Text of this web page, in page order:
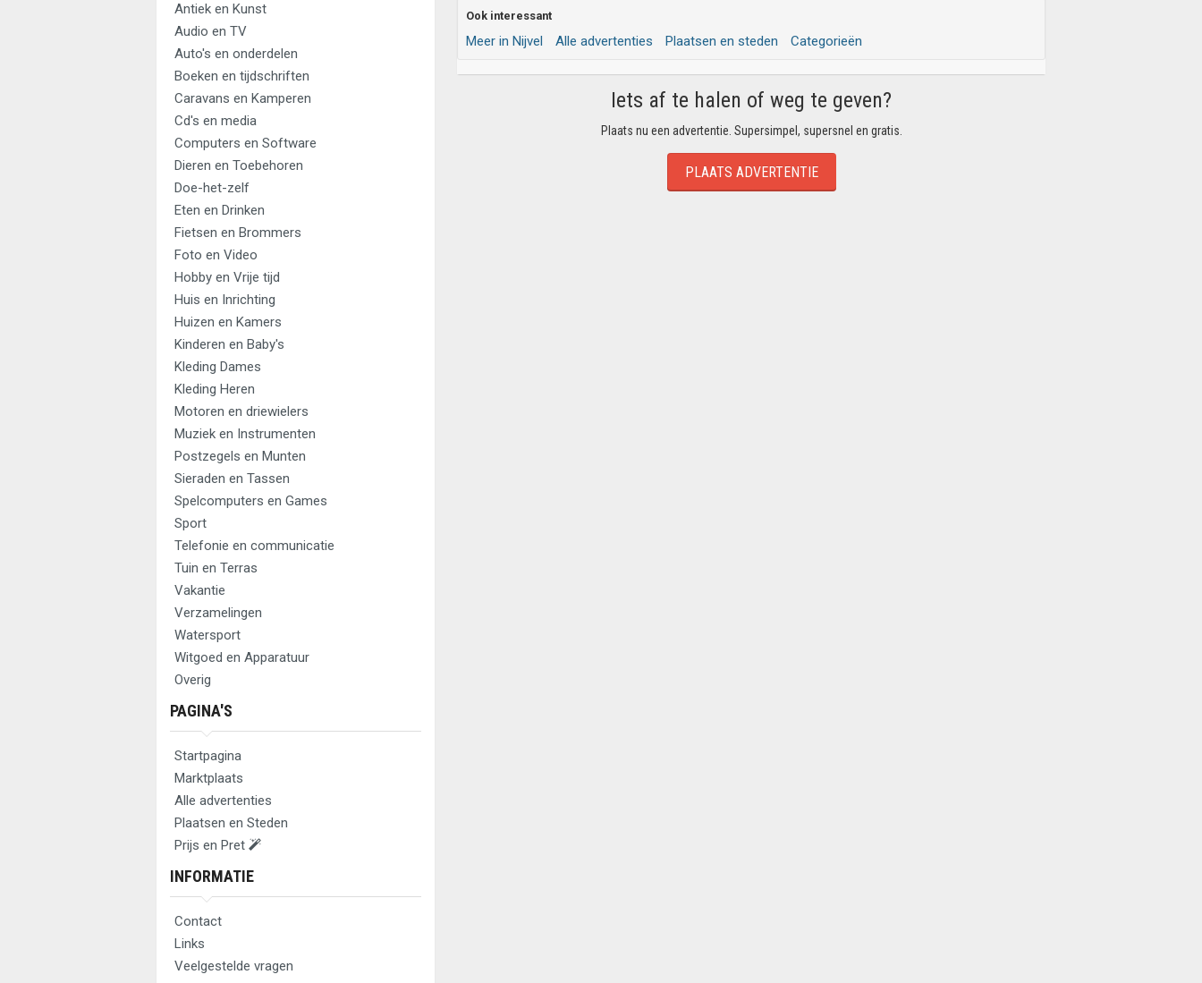
Antiek en Kunst
Audio en TV
Auto's en onderdelen
Boeken en tijdschriften
Caravans en Kamperen
Cd's en media
Computers en Software
Dieren en Toebehoren
Doe-het-zelf
Eten en Drinken
Fietsen en Brommers
Foto en Video
Hobby en Vrije tijd
Huis en Inrichting
Huizen en Kamers
Kinderen en Baby's
Kleding Dames
Kleding Heren
Motoren en driewielers
Muziek en Instrumenten
Postzegels en Munten
Sieraden en Tassen
Spelcomputers en Games
Sport
Telefonie en communicatie
Tuin en Terras
Vakantie
Verzamelingen
Watersport
Witgoed en Apparatuur
Overig
PAGINA'S
Startpagina
Marktplaats
Alle advertenties
Plaatsen en Steden
Prijs en Pret
INFORMATIE
Contact
Links
Veelgestelde vragen
Ook interessant
Meer in Nijvel Alle advertenties Plaatsen en steden Categorieën
Iets af te halen of weg te geven?
Plaats nu een advertentie. Supersimpel, supersnel en gratis.
PLAATS ADVERTENTIE